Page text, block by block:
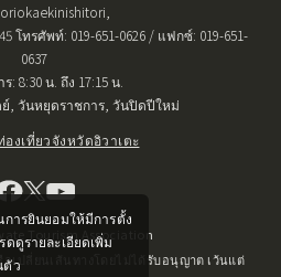
การยินยอมให้มีการตั้ง
ดูรายละเอียดเพิ่ม
ตัว
โทรศัพท์: 019-651-0626 / แฟกซ์: 019-651-
0637
: 8:30 น. ถึง 17:15 น.
, วันหยุดราชการ, วันปิดปีใหม่
งเที่ยวจังหวัดอิวาเตะ
Tourism Association
เปลี่ยนเส้นทางโดยไม่ได้รับอนุญาต เว้นแต่